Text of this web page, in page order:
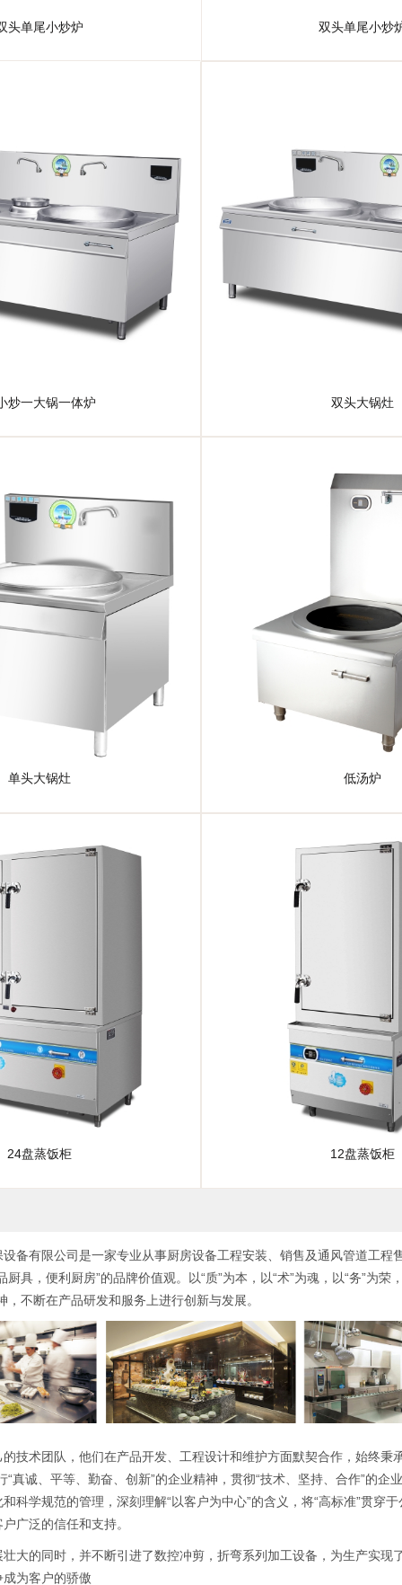
头单尾小炒炉 双头单尾小炒
炒一大锅一体炉 双头大锅灶
单头大锅灶 低汤炉
24盘蒸饭柜 12盘蒸饭柜
备有限公司是一家专业从事厨房设备工程安装、销售及通风管道工程
厨具，便利厨房”的品牌价值观。以“质”为本，以“术”为魂，以“务”为荣
，不断在产品研发和服务上进行创新与发展。
技术团队，他们在产品开发、工程设计和维护方面默契合作，始终秉
“真诚、平等、勤奋、创新”的企业精神，贯彻“技术、坚持、合作”的企
科学规范的管理，深刻理解“以客户为中心”的含义，将“高标准”贯穿
广泛的信任和支持。
大的同时，并不断引进了数控冲剪，折弯系列加工设备，为生产实现
为客户的骄傲